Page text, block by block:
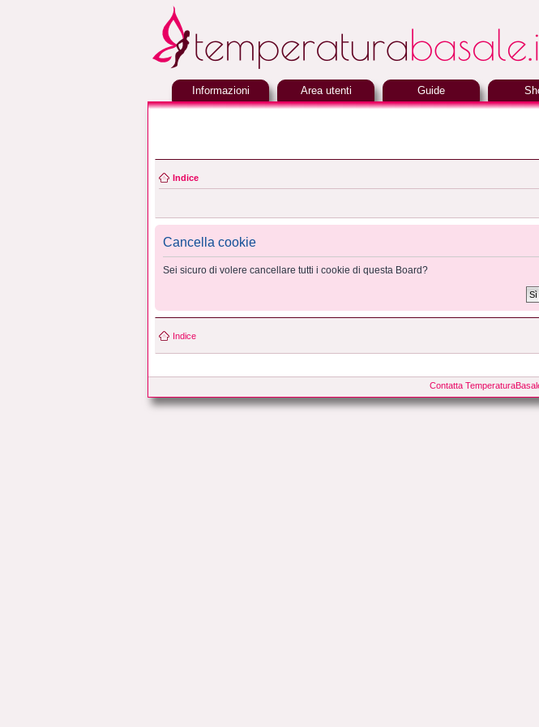
Informazioni Area utenti Guide
Indice
Cancella cookie
Sei sicuro di volere cancellare tutti i cookie di questa Board?
Indice
Contatta